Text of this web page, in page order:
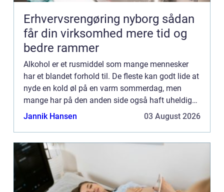
Erhvervsrengøring nyborg sådan
får din virksomhed mere tid og
bedre rammer
Alkohol er et rusmiddel som mange mennesker
har et blandet forhold til. De fleste kan godt lide at
nyde en kold øl på en varm sommerdag, men
mange har på den anden side også haft uheldige
oplevelser, hvor de har indtaget for ...
Jannik Hansen 03 August 2026